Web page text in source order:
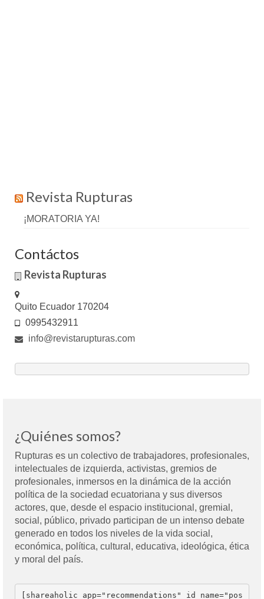
Revista Rupturas
¡MORATORIA YA!
Contáctos
Revista Rupturas
Quito Ecuador 170204
0995432911
info@revistarupturas.com
¿Quiénes somos?
Rupturas es un colectivo de trabajadores, profesionales,
intelectuales de izquierda, activistas, gremios de
profesionales, inmersos en la dinámica de la acción
política de la sociedad ecuatoriana y sus diversos
actores, que, desde el espacio institucional, gremial,
social, público, privado participan de un intenso debate
generado en todos los niveles de la vida social,
económica, política, cultural, educativa, ideológica, ética
y moral del país.
[shareaholic app="recommendations" id_name="pos